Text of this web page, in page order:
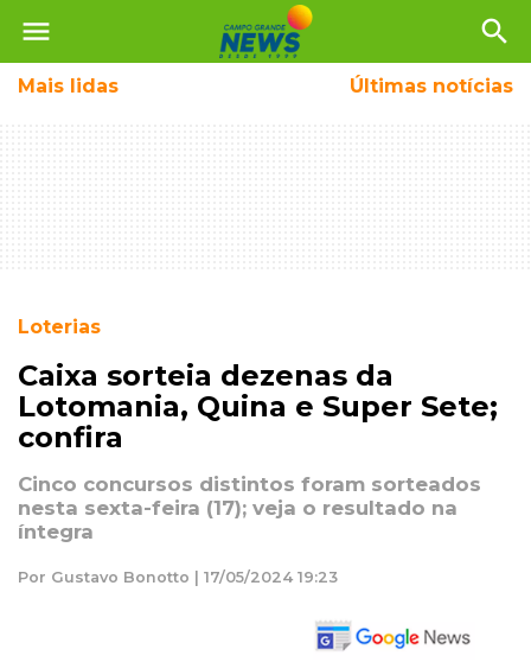
menu search
Mais lidas Últimas notícias
Loterias
Caixa sorteia dezenas da
Lotomania, Quina e Super Sete;
confira
Cinco concursos distintos foram sorteados
nesta sexta-feira (17); veja o resultado na
íntegra
Por Gustavo Bonotto | 17/05/2024 19:23